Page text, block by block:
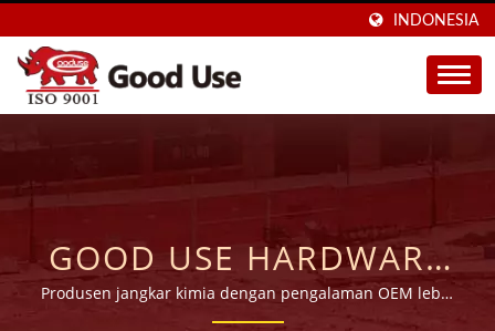
INDONESIA
GOOD USE HARDWARE
CO., LTD.
Produsen jangkar kimia dengan pengalaman OEM lebih
dari 28 tahun.